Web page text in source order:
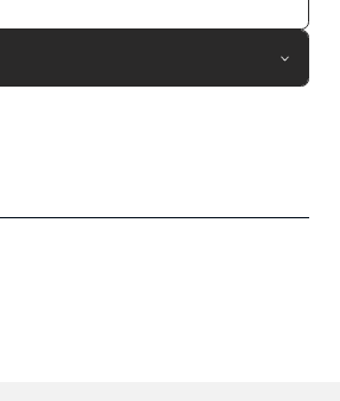
Trådlös laddning-kompatibel